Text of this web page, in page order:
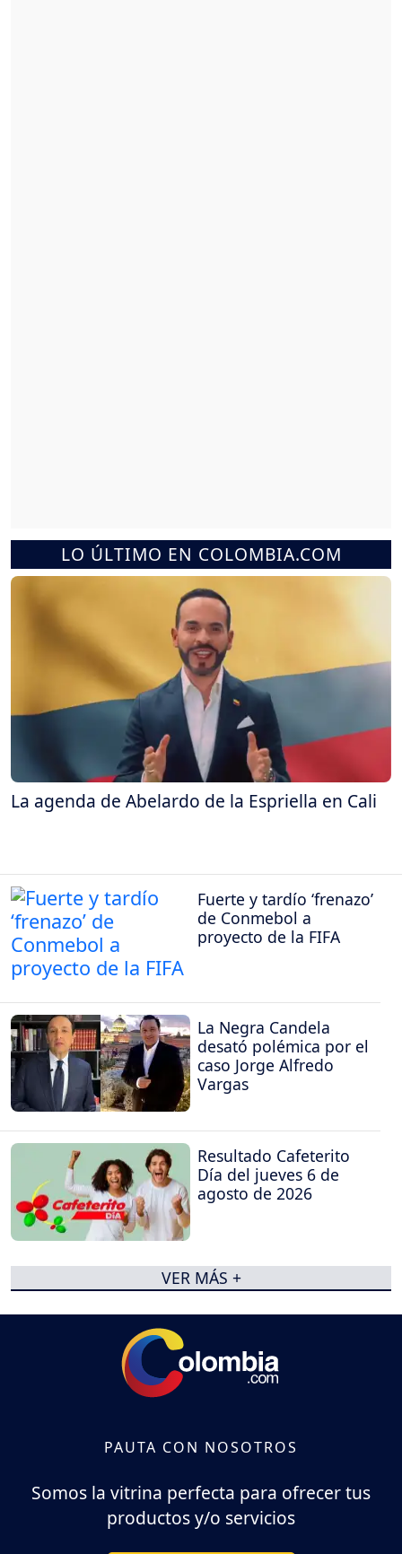
LO ÚLTIMO EN COLOMBIA.COM
La agenda de Abelardo de la Espriella en Cali
Fuerte y tardío ‘frenazo’
de Conmebol a
proyecto de la FIFA
La Negra Candela
desató polémica por el
caso Jorge Alfredo
Vargas
Resultado Cafeterito
Día del jueves 6 de
agosto de 2026
VER MÁS +
PAUTA CON NOSOTROS
Somos la vitrina perfecta para ofrecer tus
productos y/o servicios